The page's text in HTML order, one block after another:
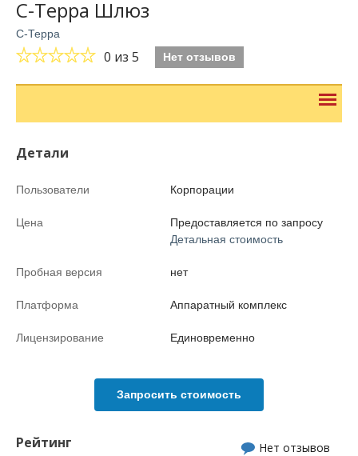
С-Терра Шлюз
С-Терра
0 из 5 Нет отзывов
Детали
Пользователи Корпорации
Цена
Предоставляется по запросу
Детальная стоимость
Пробная версия нет
Платформа Аппаратный комплекс
Лицензирование Единовременно
Запросить стоимость
Рейтинг Нет отзывов